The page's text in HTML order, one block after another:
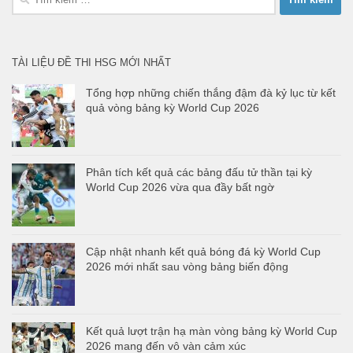
TÀI LIỆU ĐỀ THI HSG MỚI NHẤT
Tổng hợp những chiến thắng đậm đà kỷ lục từ kết
quả vòng bảng kỳ World Cup 2026
Phân tích kết quả các bảng đấu tử thần tại kỳ
World Cup 2026 vừa qua đầy bất ngờ
Cập nhật nhanh kết quả bóng đá kỳ World Cup
2026 mới nhất sau vòng bảng biến động
Kết quả lượt trận hạ màn vòng bảng kỳ World Cup
2026 mang đến vô vàn cảm xúc